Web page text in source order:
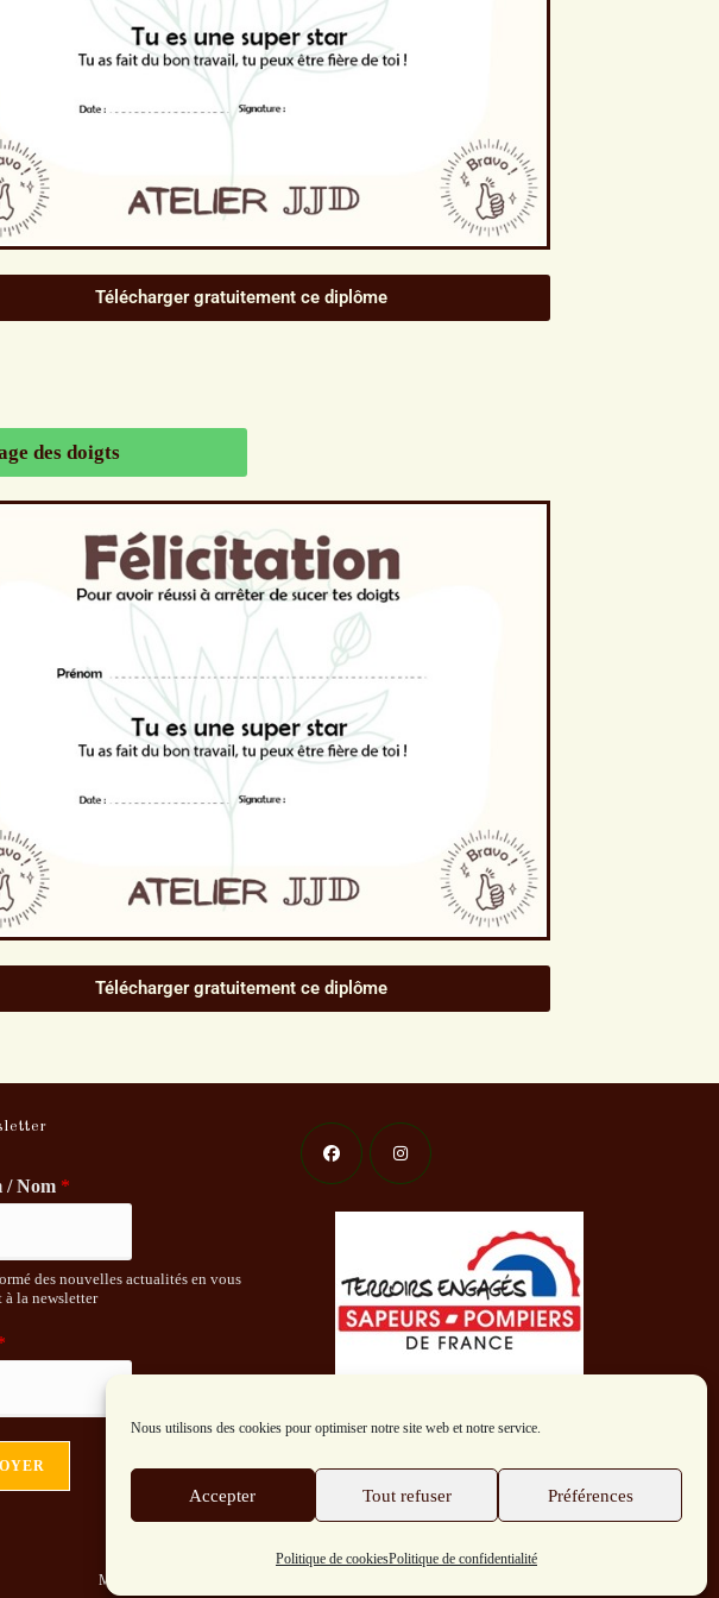
Nous utilisons des cookies pour optimiser notre site web et notre service.
Accepter Tout refuser Préférences
Politique de cookiesPolitique de confidentialité
Télécharger gratuitement ce diplôme
des doigts
Télécharger gratuitement ce diplôme
/ Nom *
des nouvelles actualités en vous
la newsletter
Mon compte